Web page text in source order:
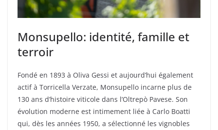
Monsupello: identité, famille et
terroir
Fondé en 1893 à Oliva Gessi et aujourd’hui également
actif à Torricella Verzate, Monsupello incarne plus de
130 ans d’histoire viticole dans l’Oltrepò Pavese. Son
évolution moderne est intimement liée à Carlo Boatti
qui, dès les années 1950, a sélectionné les vignobles